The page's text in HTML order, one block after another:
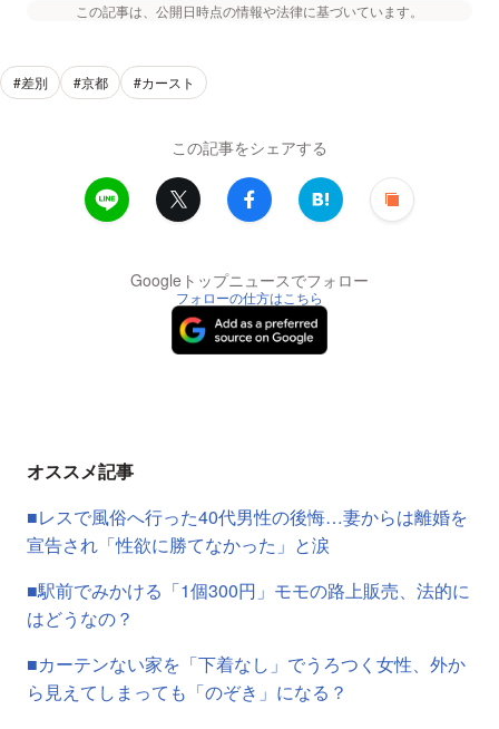
この記事は、公開日時点の情報や法律に基づいています。
#差別 #京都 #カースト
この記事をシェアする
Googleトップニュースでフォロー
フォローの仕方はこちら
オススメ記事
■レスで風俗へ行った40代男性の後悔…妻からは離婚を
宣告され「性欲に勝てなかった」と涙
■駅前でみかける「1個300円」モモの路上販売、法的に
はどうなの？
■カーテンない家を「下着なし」でうろつく女性、外か
ら見えてしまっても「のぞき」になる？